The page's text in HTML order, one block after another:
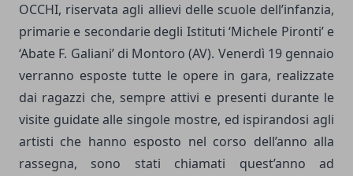
OCCHI, riservata agli allievi delle scuole dell’infanzia,
primarie e secondarie degli Istituti ‘Michele Pironti’ e
‘Abate F. Galiani’ di Montoro (AV). Venerdì 19 gennaio
verranno esposte tutte le opere in gara, realizzate
dai ragazzi che, sempre attivi e presenti durante le
visite guidate alle singole mostre, ed ispirandosi agli
artisti che hanno esposto nel corso dell’anno alla
rassegna, sono stati chiamati quest’anno ad